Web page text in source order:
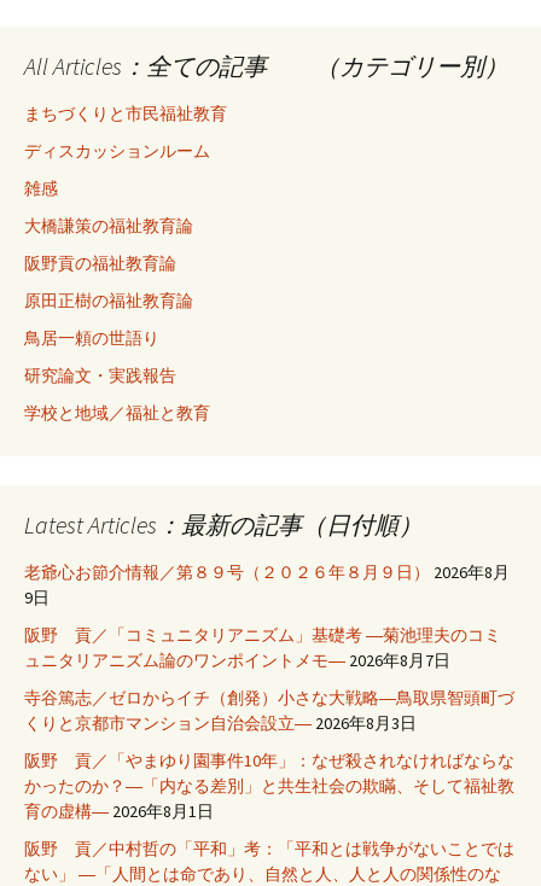
All Articles：全ての記事 （カテゴリー別）
まちづくりと市民福祉教育
ディスカッションルーム
雑感
大橋謙策の福祉教育論
阪野貢の福祉教育論
原田正樹の福祉教育論
鳥居一頼の世語り
研究論文・実践報告
学校と地域／福祉と教育
Latest Articles：最新の記事（日付順）
老爺心お節介情報／第８９号（２０２６年８月９日）
2026年8月
9日
阪野 貢／「コミュニタリアニズム」基礎考 ―菊池理夫のコミ
ュニタリアニズム論のワンポイントメモ― 2026年8月7日
寺谷篤志／ゼロからイチ（創発）小さな大戦略―鳥取県智頭町づ
くりと京都市マンション自治会設立― 2026年8月3日
阪野 貢／「やまゆり園事件10年」：なぜ殺されなければならな
かったのか？―「内なる差別」と共生社会の欺瞞、そして福祉教
育の虚構― 2026年8月1日
阪野 貢／中村哲の「平和」考：「平和とは戦争がないことでは
ない」 ―「人間とは命であり、自然と人、人と人の関係性のな